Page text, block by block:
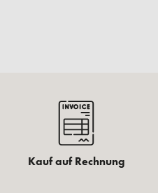
Kauf auf Rechnung